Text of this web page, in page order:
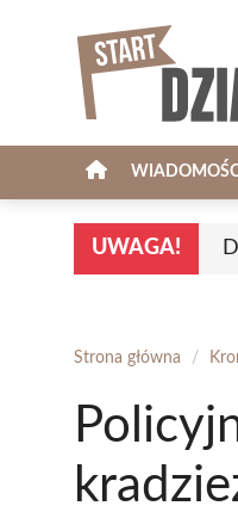
UWAGA!
Strona główna /